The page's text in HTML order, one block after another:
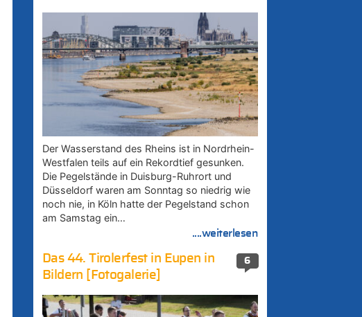
Der Wasserstand des Rheins ist in Nordrhein-
Westfalen teils auf ein Rekordtief gesunken.
Die Pegelstände in Duisburg-Ruhrort und
Düsseldorf waren am Sonntag so niedrig wie
noch nie, in Köln hatte der Pegelstand schon
am Samstag ein…
....weiterlesen
6
Das 44. Tirolerfest in Eupen in
Bildern [Fotogalerie]